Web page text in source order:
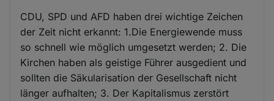
CDU, SPD und AFD haben drei wichtige Zeichen
der Zeit nicht erkannt: 1.Die Energiewende muss
so schnell wie möglich umgesetzt werden; 2. Die
Kirchen haben als geistige Führer ausgedient und
sollten die Säkularisation der Gesellschaft nicht
länger aufhalten; 3. Der Kapitalismus zerstört